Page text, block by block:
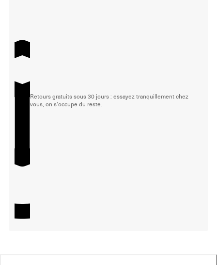
Retours gratuits sous 30 jours : essayez tranquillement chez
vous, on s'occupe du reste.